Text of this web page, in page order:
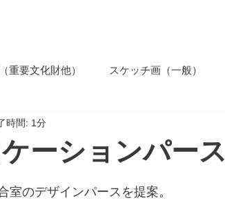
重要文化財他） スケッチ画（一般）
ーションパース
時間: 1分
のデザインパースを提案。